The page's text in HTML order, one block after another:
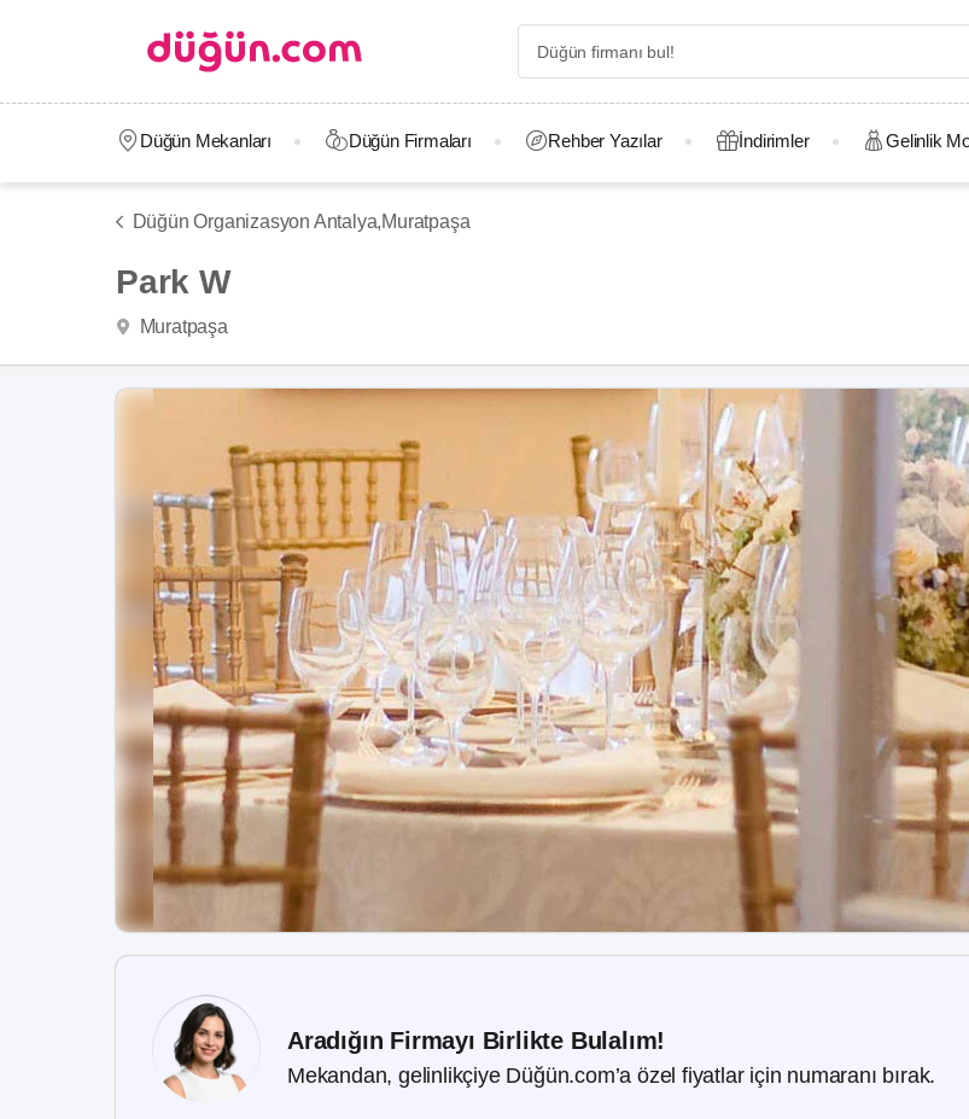
Düğün Mekanları Düğün Firmaları Rehber Yazılar İndirimler Gelinlik
Düğün Organizasyon Antalya,Muratpaşa
Park W
Muratpaşa
Aradığın Firmayı Birlikte Bulalım!
Mekandan, gelinlikçiye Düğün.com’a özel fiyatlar için numaranı bırak.